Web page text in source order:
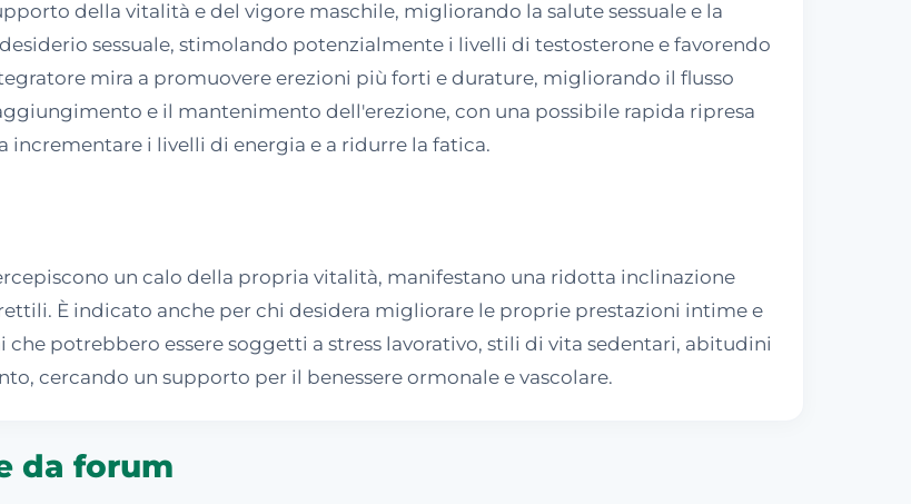
della vitalità e del vigore maschile, migliorando la salute sessuale e la
sessuale, stimolando potenzialmente i livelli di testosterone e favorendo
mira a promuovere erezioni più forti e durature, migliorando il flusso
e il mantenimento dell'erezione, con una possibile rapida ripresa
i livelli di energia e a ridurre la fatica.
un calo della propria vitalità, manifestano una ridotta inclinazione
È indicato anche per chi desidera migliorare le proprie prestazioni intime e
potrebbero essere soggetti a stress lavorativo, stili di vita sedentari, abitudini
cercando un supporto per il benessere ormonale e vascolare.
da forum